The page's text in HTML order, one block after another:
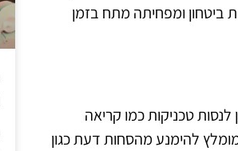
ביטחון ומפחיתה מתח בזמן
טכניקות כמו קריאה
להימנע מהסחות דעת כגון